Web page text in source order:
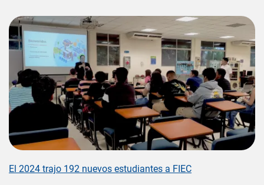
Image
El 2024 trajo 192 nuevos estudiantes a FIEC